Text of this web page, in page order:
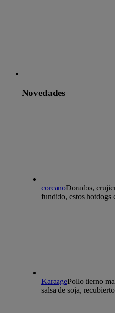
Novedades
coreanoDorados,
fundido, estos hotdogs
KaraagePollo tierno
salsa de soja,